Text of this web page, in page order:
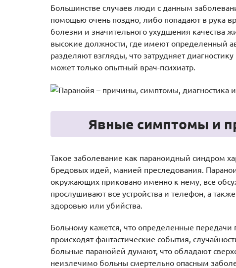
Большинстве случаев люди с данным
помощью очень поздно, либо попадают в рука
болезни и значительного ухудшения качества
высокие должности, где имеют определенный
разделяют взгляды, что затрудняет
может только опытный врач-психиатр.
Явные симптомы и
Такое заболевание как параноидный синдром
бредовых идей, манией преследования.
окружающих приковано именно к нему, все
прослушивают все устройства и телефон, а
здоровью или убийства.
Больному кажется, что определенные передачи
происходят фантастические события,
больные паранойей думают, что обладают
неизлечимо больны смертельно опасным